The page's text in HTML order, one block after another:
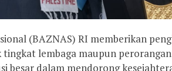
(BAZNAS) RI memberikan
tingkat lembaga maupun
besar dalam mendorong